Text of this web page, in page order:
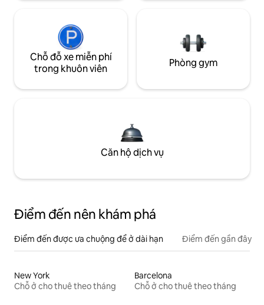
Chỗ đỗ xe miễn phí
trong khuôn viên
Phòng gym
Căn hộ dịch vụ
Điểm đến nên khám phá
Điểm đến được ưa chuộng để ở dài hạn Điểm đến gần đây
New York
Chỗ ở cho thuê theo tháng
Barcelona
Chỗ ở cho thuê theo tháng